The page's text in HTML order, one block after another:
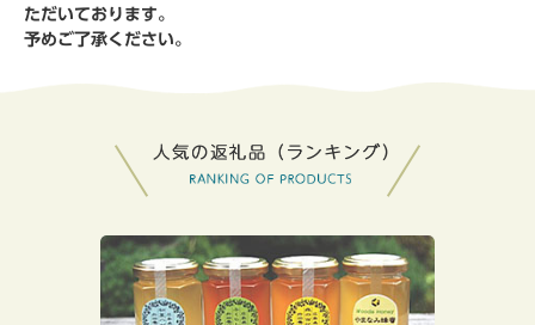
ただいております。
予めご了承ください。